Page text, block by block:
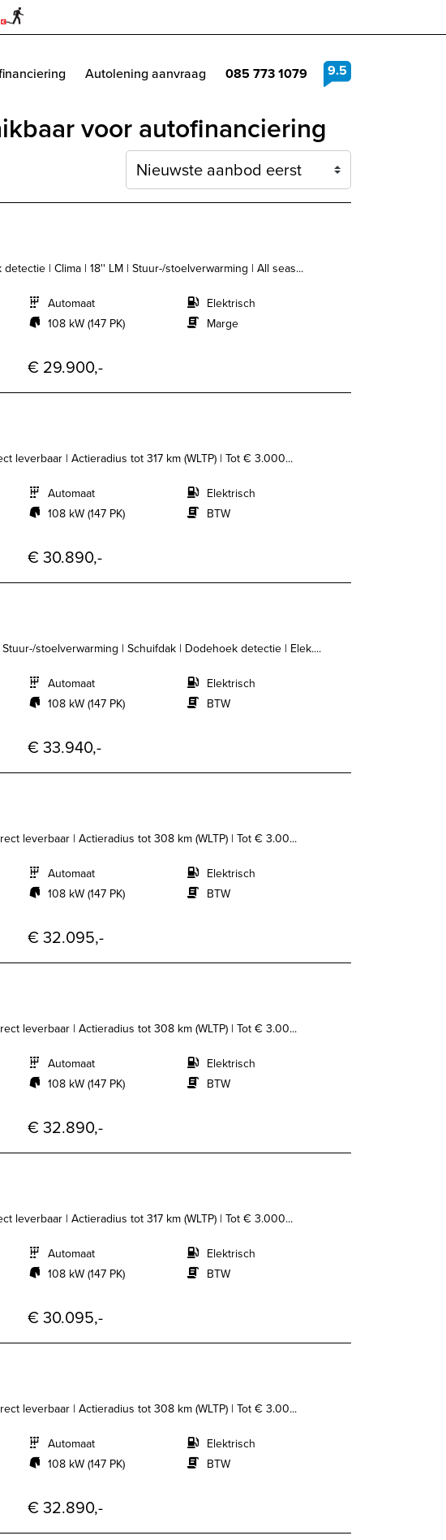
9.5
Autolening aanvraag 085 773 1079
voor autofinanciering
Sortering
| Clima | 18'' LM | Stuur-/stoelverwarming | All seas...
Automaat
108 kW (147 PK)
Elektrisch
Marge
€ 29.900,-
leverbaar | Actieradius tot 317 km (WLTP) | Tot € 3.000...
Automaat
108 kW (147 PK)
Elektrisch
BTW
€ 30.890,-
stoelverwarming | Schuifdak | Dodehoek detectie | Elek....
Automaat
108 kW (147 PK)
Elektrisch
BTW
€ 33.940,-
leverbaar | Actieradius tot 308 km (WLTP) | Tot € 3.00...
Automaat
108 kW (147 PK)
Elektrisch
BTW
€ 32.095,-
leverbaar | Actieradius tot 308 km (WLTP) | Tot € 3.00...
Automaat
108 kW (147 PK)
Elektrisch
BTW
€ 32.890,-
leverbaar | Actieradius tot 317 km (WLTP) | Tot € 3.000...
Automaat
108 kW (147 PK)
Elektrisch
BTW
€ 30.095,-
leverbaar | Actieradius tot 308 km (WLTP) | Tot € 3.00...
Automaat
108 kW (147 PK)
Elektrisch
BTW
€ 32.890,-